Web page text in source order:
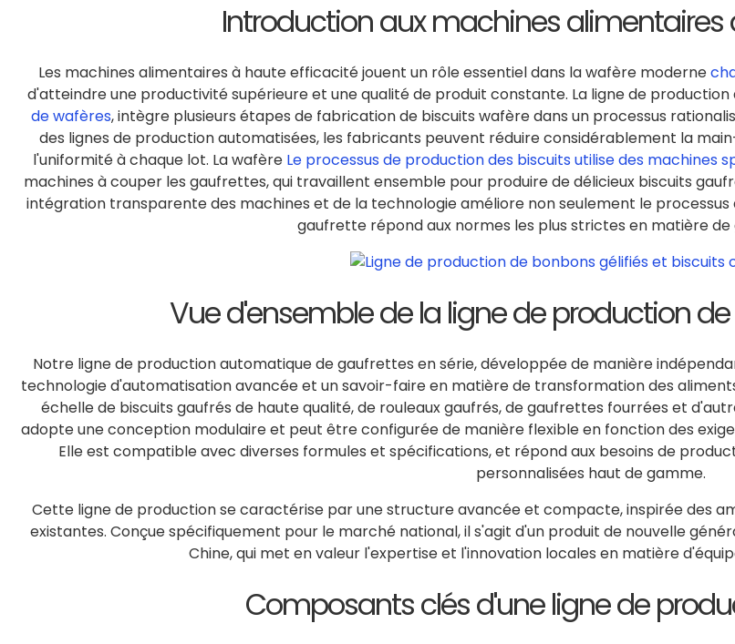
Introduction aux machines
Les machines alimentaires à haute efficacité jouent un rôle essentiel dans la wafère moderne
d'atteindre une productivité supérieure et une qualité de produit constante. La ligne de
de wafères, intègre plusieurs étapes de fabrication de biscuits wafère dans un processus
des lignes de production automatisées, les fabricants peuvent réduire considérablement la
l'uniformité à chaque lot. La wafère Le processus de production des biscuits utilise des machines
machines à couper les gaufrettes, qui travaillent ensemble pour produire de délicieux biscuits
intégration transparente des machines et de la technologie améliore non seulement le
gaufrette répond aux normes les plus strictes en matière
Vue d'ensemble de la ligne de production
Notre ligne de production automatique de gaufrettes en série, développée de manière
technologie d'automatisation avancée et un savoir-faire en matière de transformation des
échelle de biscuits gaufrés de haute qualité, de rouleaux gaufrés, de gaufrettes fourrées et
adopte une conception modulaire et peut être configurée de manière flexible en fonction des
Elle est compatible avec diverses formules et spécifications, et répond aux besoins de
personnalisées haut de gamme.
Cette ligne de production se caractérise par une structure avancée et compacte, inspirée des
existantes. Conçue spécifiquement pour le marché national, il s'agit d'un produit de nouvelle
Chine, qui met en valeur l'expertise et l'innovation locales en matière
Composants clés d'une ligne de